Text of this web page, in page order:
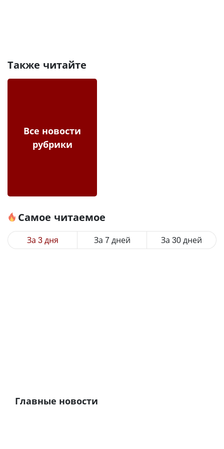
Также читайте
Все новости
рубрики
Самое читаемое
За 3 дня За 7 дней За 30 дней
Главные новости